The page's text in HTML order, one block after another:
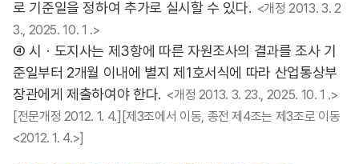
로 기준일을 정하여 추가로 실시할 수 있다. <개정 2013. 3. 2
3., 2025. 10. 1 .>
④ 시ㆍ도지사는 제3항에 따른 자원조사의 결과를 조사 기
준일부터 2개월 이내에 별지 제1호서식에 따라 산업통상부
장관에게 제출하여야 한다. <개정 2013. 3. 23., 2025. 10. 1 .>
[전문개정 2012. 1. 4.][제3조에서 이동, 종전 제4조는 제3조로 이동
<2012. 1. 4.>]